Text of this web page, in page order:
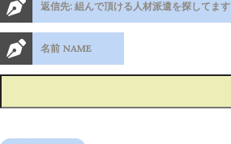
返信先: 組んで頂ける人材派遣を探してます
名前 NAME